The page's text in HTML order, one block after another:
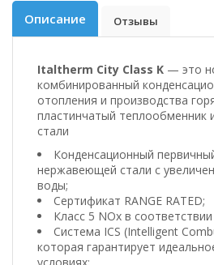
Описание Отзывы
Italtherm City Class K — это
комбинированный
отопления и производства
пластинчатый
стали
Конденсационный
нержавеющей стали с
воды;
Сертификат RANGE RATED;
Класс 5 NOx в
Система ICS (Intelligent
которая гарантирует